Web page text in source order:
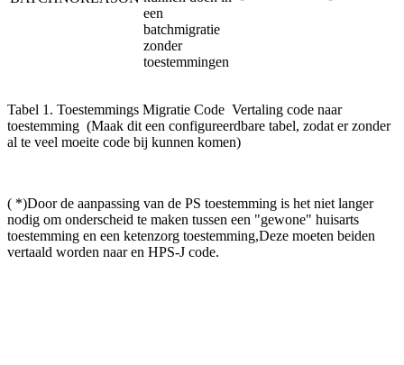
een
batchmigratie
zonder
toestemmingen
Tabel 1. Toestemmings Migratie Code Vertaling code naar
toestemming (Maak dit een configureerdbare tabel, zodat er zonder
al te veel moeite code bij kunnen komen)
( *)Door de aanpassing van de PS toestemming is het niet langer
nodig om onderscheid te maken tussen een "gewone" huisarts
toestemming en een ketenzorg toestemming,Deze moeten beiden
vertaald worden naar en HPS-J code.